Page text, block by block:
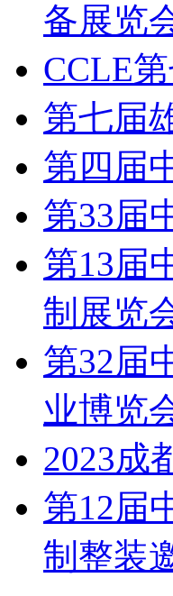
备展览
CCLE
第七届
第四届
第33届
第13届
制展览
第32届
业博览
2023成
第12届
制整装